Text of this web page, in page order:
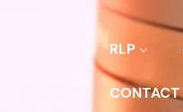
RLP
CONTACT